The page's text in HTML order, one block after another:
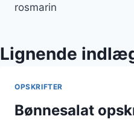
rosmarin
Lignende
OPSKRIFTER
Bønnesalat